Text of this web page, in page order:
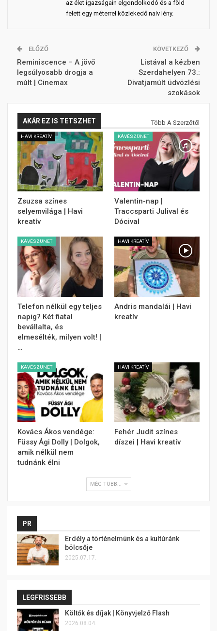
az élet igazságain elgondolkodó és a föld
felett egy méterrel közlekedő naiv lény.
ELŐZŐ
Reminiscence – A jövő
legsúlyosabb drogja a
múlt | Cinemax
KÖVETKEZŐ
Listával a kézben
Szerdahelyen 73.:
Divatjamúlt üdvözlési
szokások
AKÁR EZ IS TETSZHET Több A Szerzőtől
HAVI KREATÍV
Zsuzsa színes
selyemvilága | Havi
kreatív
KÁVÉSZÜNET
Valentin-nap |
Traccsparti Julival és
Dócival
KÁVÉSZÜNET
Telefon nélkül egy teljes
napig? Két fiatal
bevállalta, és
elmesélték, milyen volt! |
…
HAVI KREATÍV
Andris mandalái | Havi
kreatív
KÁVÉSZÜNET
Kovács Ákos vendége:
Füssy Ági Dolly | Dolgok,
amik nélkül nem
tudnánk élni
HAVI KREATÍV
Fehér Judit színes
díszei | Havi kreatív
MÉG TÖBB...
PR
Erdély a történelmünk és a kultúránk
bölcsője
2025.07.17.
LEGFRISSEBB
Költők és díjak | Könyvjelző Flash
2026.08.04.